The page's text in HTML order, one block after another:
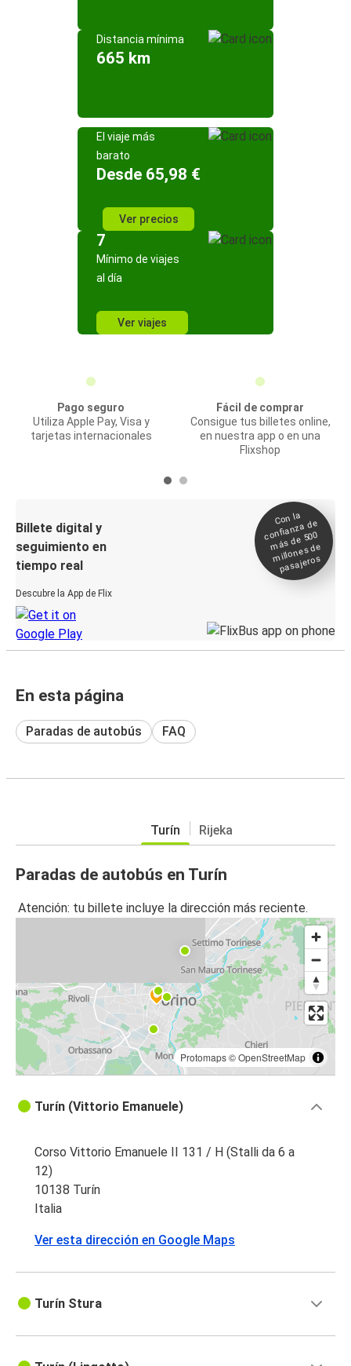
Distancia mínima
665 km
El viaje más
barato
Desde 65,98 €
Ver precios
7
Mínimo de viajes
al día
Ver viajes
Pago seguro
Utiliza Apple Pay, Visa y
tarjetas internacionales
Fácil de comprar
Consigue tus billetes online,
en nuestra app o en una
Flixshop
Billete digital y
seguimiento en
tiempo real
Descubre la App de Flix
Con la
confianza de
más de 500
millones de
pasajeros
En esta página
Paradas de autobús FAQ
Turín Rijeka
Paradas de autobús en Turín
Atención: tu billete incluye la dirección más reciente.
Protomaps©OpenStreetMap
Turín (Vittorio Emanuele)
Corso Vittorio Emanuele II 131 / H (Stalli da 6 a
12)
10138 Turín
Italia
Ver esta dirección en Google Maps
Turín Stura